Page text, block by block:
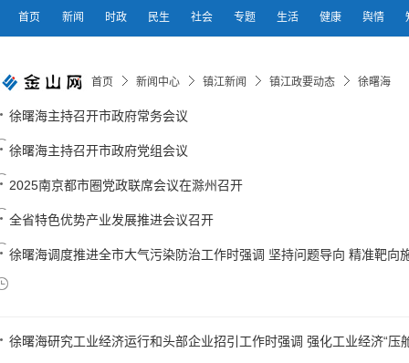
首页 新闻 时政 民生 社会 专题 生活 健康 舆情
首页 新闻中心 镇江新闻 镇江政要动态 徐曙海
徐曙海主持召开市政府常务会议
徐曙海主持召开市政府党组会议
2025南京都市圈党政联席会议在滁州召开
全省特色优势产业发展推进会议召开
徐曙海调度推进全市大气污染防治工作时强调 坚持问题导向 精准靶向
徐曙海研究工业经济运行和头部企业招引工作时强调 强化工业经济“压